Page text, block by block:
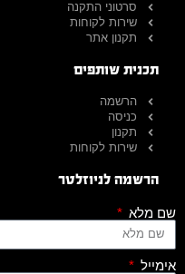
סרטוני התקנה
שירות לקוחות
תקנון אתר
תכנית שותפים
הרשמה
כניסה
תקנון
שירות לקוחות
הרשמה לניוזלטר
שם מלא
אימייל